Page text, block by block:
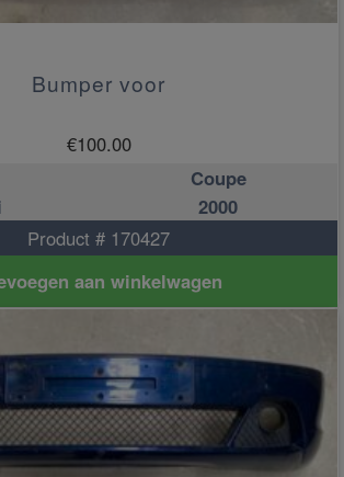
Bumper voor
€100.00
Coupe
2000
Product # 170427
aan winkelwagen